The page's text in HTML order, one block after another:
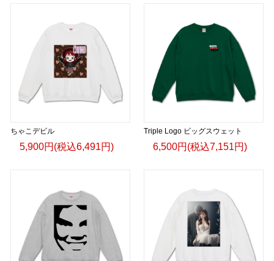
ちゃこデビル
5,900円(税込6,491円)
Triple Logo ビッグスウェット
6,500円(税込7,151円)